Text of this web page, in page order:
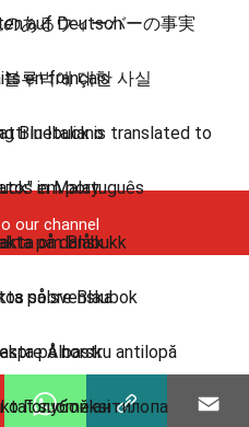
our channel
あるウィーバーの事実
루벅에 대한 사실
Bluebuck is translated to
in Malay.
om Blåbukk
sobre Blaubok
Albastru antilopă
Голубой антилопа
auf Deutsch
en français
in Italiano
em português
på dansk
på svenska
på norsk
suomeksi